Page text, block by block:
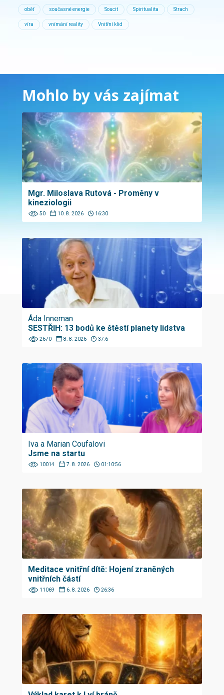
oběť současné energie Soucit Spiritualita Strach
víra vnímání reality Vnitřní klid
Mohlo by vás zajímat
Mgr. Miloslava Rutová - Proměny v
kineziologii
50 10. 8. 2026 16:30
Áda Inneman
SESTŘIH: 13 bodů ke štěstí planety lidstva
2670 8. 8. 2026 37:6
Iva a Marian Coufalovi
Jsme na startu
10014 7. 8. 2026 01:10:56
Meditace vnitřní dítě: Hojení zraněných
vnitřních částí
11069 6. 8. 2026 26:36